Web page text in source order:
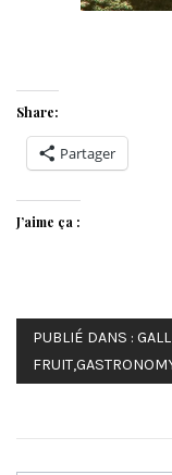
Share:
Partager
J’aime ça :
PUBLIÉ DANS :
FRUIT,